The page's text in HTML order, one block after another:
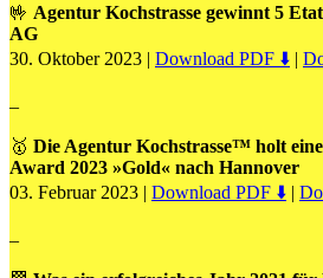
🤟 Agentur Kochstrasse gewinnt 5
AG
30. Oktober 2023 | Download PDF ⬇️ |
–
🥇 Die Agentur Kochstrasse™ holt
Award 2023 »Gold« nach Hannover
03. Februar 2023 | Download PDF ⬇️ |
–